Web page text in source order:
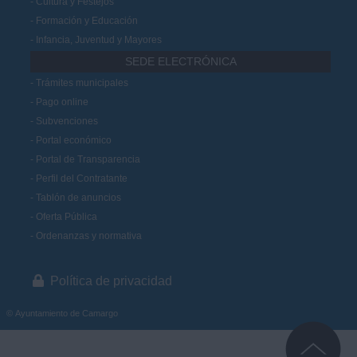
Formación y Educación
Infancia, Juventud y Mayores
SEDE ELECTRÓNICA
Trámites municipales
Pago online
Subvenciones
Portal económico
Portal de Transparencia
Perfil del Contratante
Tablón de anuncios
Oferta Pública
Ordenanzas y normativa
Política de privacidad
© Ayuntamiento de Camargo